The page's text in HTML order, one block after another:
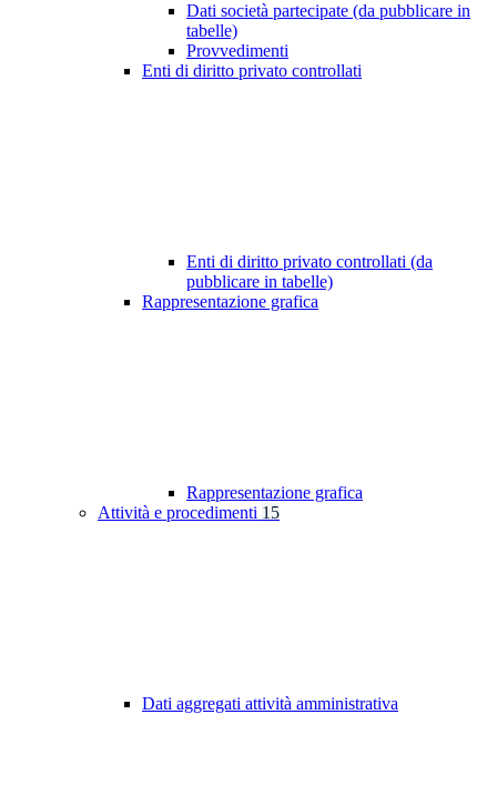
Dati società partecipate (da pubblicare in
tabelle)
Provvedimenti
Enti di diritto privato controllati
Enti di diritto privato controllati (da
pubblicare in tabelle)
Rappresentazione grafica
Rappresentazione grafica
Attività e procedimenti 15
Dati aggregati attività amministrativa